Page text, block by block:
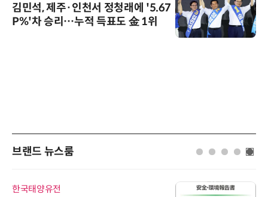
김민석, 제주·인천서 정청래에 '5.67
P%'차 승리…누적 득표도 金 1위
브랜드 뉴스룸
한국태양유전